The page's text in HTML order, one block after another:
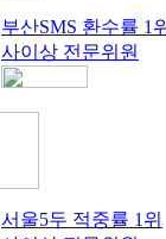
부산SMS 환수률 1위
사이상 전문위원
서울5두 적중률 1위